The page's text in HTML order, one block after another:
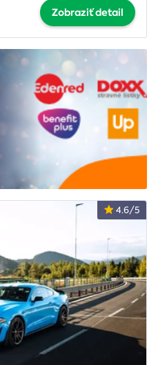
Zobraziť detail
4.6/5